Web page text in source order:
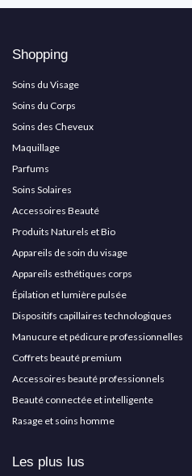
Shopping
Soins du Visage
Soins du Corps
Soins des Cheveux
Maquillage
Parfums
Soins Solaires
Accessoires Beauté
Produits Naturels et Bio
Appareils de soin du visage
Appareils esthétiques corps
Épilation et lumière pulsée
Dispositifs capillaires technologiques
Manucure et pédicure professionnelles
Coffrets beauté premium
Accessoires beauté professionnels
Beauté connectée et intelligente
Rasage et soins homme
Les plus lus